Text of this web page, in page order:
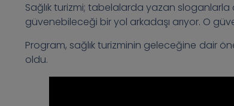
Sağlık turizmi; tabelalarda yazan
güvenebileceği bir yol arkadaşı arıyor. O
Program, sağlık turizminin geleceğine dair
oldu.